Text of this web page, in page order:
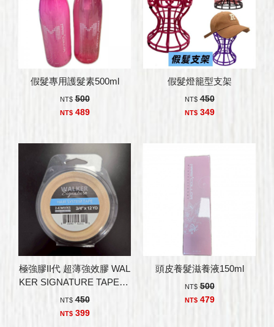
假髮專用護髮素500ml
NT$ 500
NT$489
假髮燈籠型支架
NT$ 450
NT$349
極強膠II代 超薄強效膠 WAL
KER SIGNATURE TAPE 美
國沃克膠帶
NT$ 450
NT$399
頭皮養髮滋養液150ml
NT$ 500
NT$479